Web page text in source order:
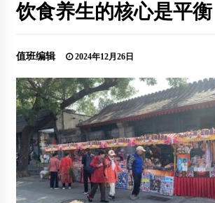
饮食养生的核心是平衡
值班编辑 2024年12月26日